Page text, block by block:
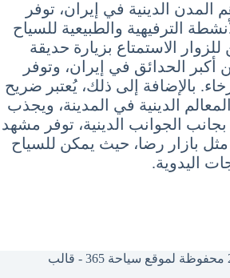
الدينية في إيران، توفر
الترفيهية والطبيعية للسياح
الاستمتاع بزيارة حديقة
الحدائق في إيران، وتوفر
بالإضافة إلى ذلك، يُعتبر ضريح
الدينية في المدينة، ويجذب
بجانب الجوانب الدينية، توفر مشهد
مثل بازار رضا، حيث يمكن للسياح
اليدوية.
حقوق النشر © لعام 2026 محفوظة لموقع سياحة 365 - قالب